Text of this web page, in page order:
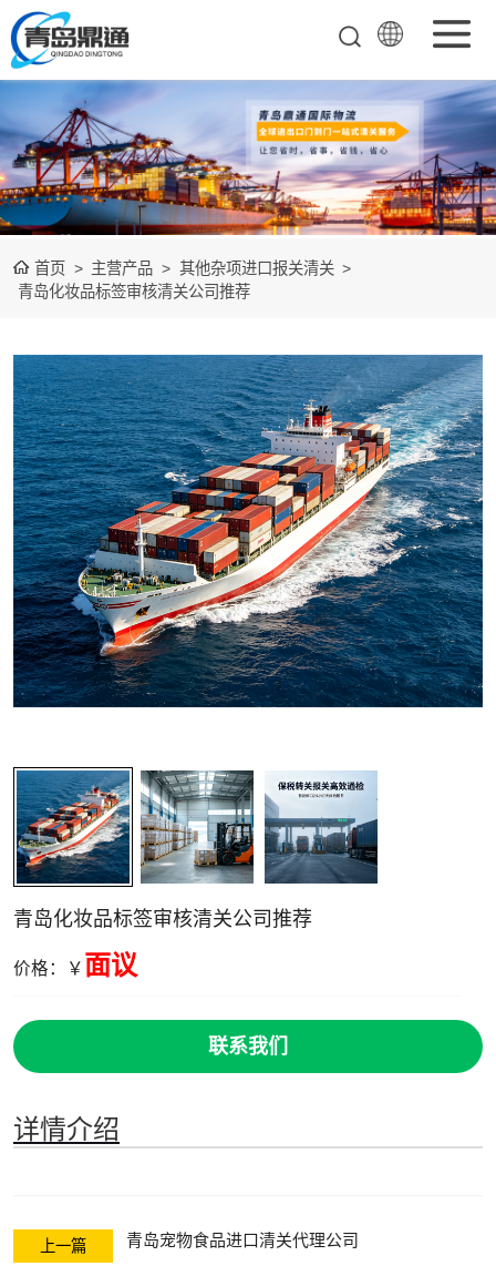
首页 > 主营产品 > 其他杂项进口报关清关 >
青岛化妆品标签审核清关公司推荐
青岛化妆品标签审核清关公司推荐
价格：￥ 面议
联系我们
详情介绍
上一篇 青岛宠物食品进口清关代理公司
矿产品进口报关
清关
农副产品进口报
关清关
水产冻品进口报
关
化妆品进口报关
食品进口报关
其他杂项进口报
关清关